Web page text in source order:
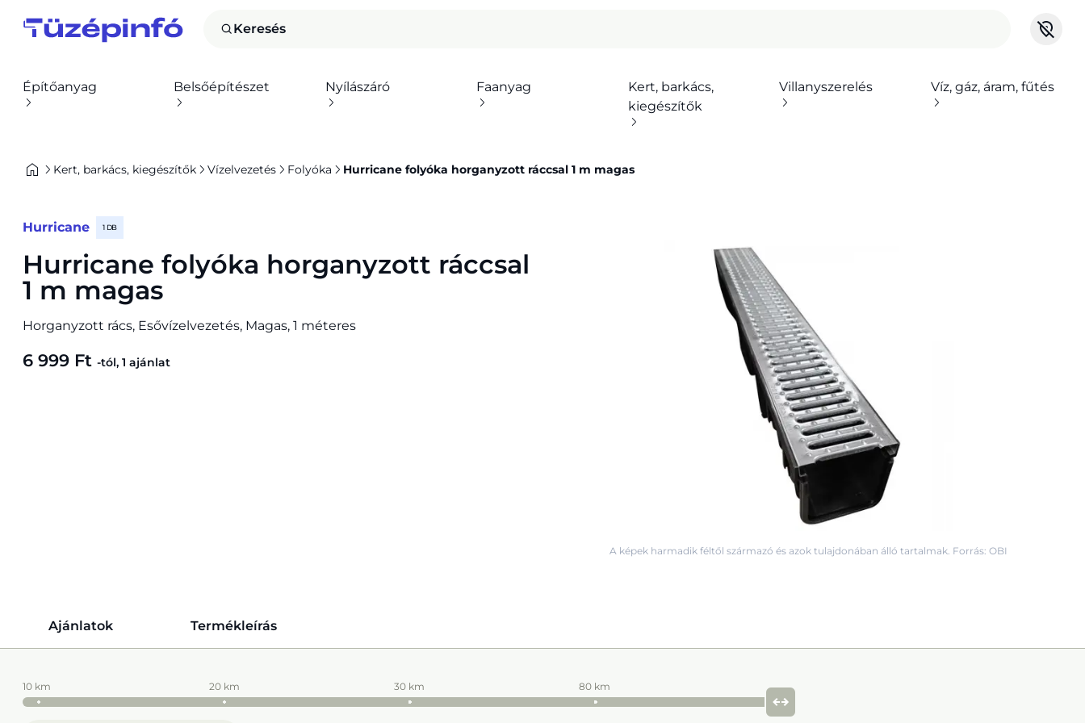
Keresés
Építőanyag Belsőépítészet Nyílászáró Faanyag
Kert, barkács,
kiegészítők
Villanyszerelés Víz, gáz, áram, fűtés
Kert, barkács, kiegészítők Vízelvezetés Folyóka Hurricane folyóka horganyzott ráccsal 1 m magas
Hurricane 1 DB
Hurricane folyóka horganyzott ráccsal
1 m magas
Horganyzott rács, Esővízelvezetés, Magas, 1 méteres
6 999 Ft -tól, 1 ajánlat
A képek harmadik féltől származó és azok tulajdonában álló tartalmak. Forrás: OBI
Ajánlatok Termékleírás
10 km 20 km 30 km 80 km